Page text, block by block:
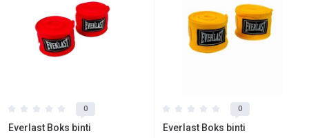
0
Everlast Boks binti
0
Everlast Boks binti